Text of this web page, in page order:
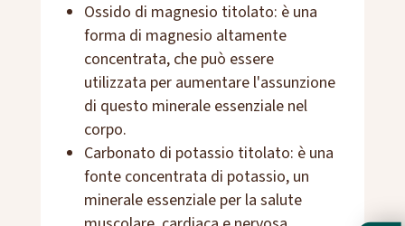
Ossido di magnesio titolato: è una
forma di magnesio altamente
concentrata, che può essere
utilizzata per aumentare l'assunzione
di questo minerale essenziale nel
corpo.
Carbonato di potassio titolato: è una
fonte concentrata di potassio, un
minerale essenziale per la salute